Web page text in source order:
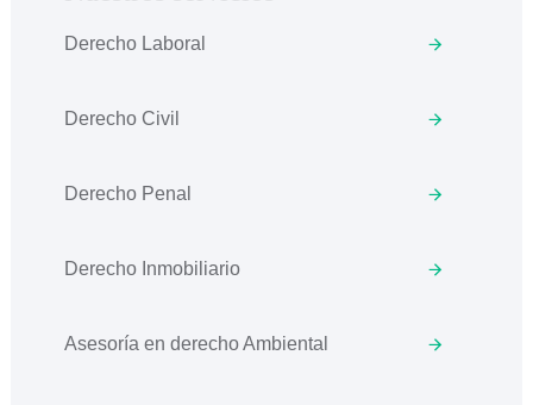
Derecho Laboral
Derecho Civil
Derecho Penal
Derecho Inmobiliario
Asesoría en derecho Ambiental